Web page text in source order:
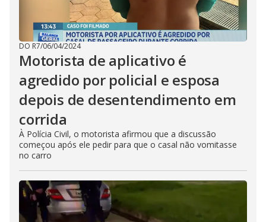
DO R7/06/04/2024
Motorista de aplicativo é
agredido por policial e esposa
depois de desentendimento em
corrida
À Polícia Civil, o motorista afirmou que a discussão
começou após ele pedir para que o casal não vomitasse
no carro